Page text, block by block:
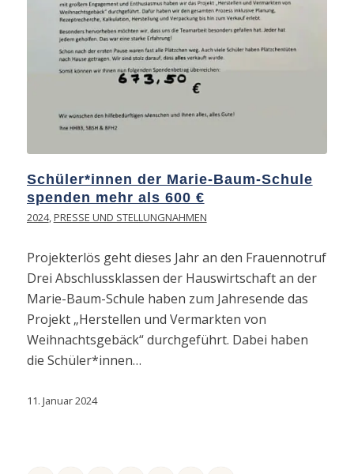
Schüler*innen der Marie-Baum-Schule
spenden mehr als 600 €
2024,PRESSE UND STELLUNGNAHMEN
Projekterlös geht dieses Jahr an den Frauennotruf
Drei Abschlussklassen der Hauswirtschaft an der
Marie-Baum-Schule haben zum Jahresende das
Projekt „Herstellen und Vermarkten von
Weihnachtsgebäck“ durchgeführt. Dabei haben
die Schüler*innen…
11. Januar 2024